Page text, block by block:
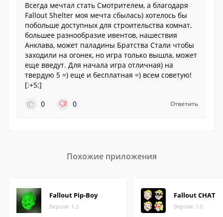
Всегда мечтал стать Смотрителем, а благодаря
Fallout Shelter моя мечта сбылась) хотелось бы
побольше доступных для строительства комнат,
большее разнообразие ивентов, нашествия
Анклава, может паладины Братства Стали чтобы
заходили на огонек, но игра только вышла, может
еще введут. Для начала игра отличная) на
твердую 5 =) еще и бесплатная =) всем советую!
[:+5:]
0
0 Ответить
Похожие приложения
Fallout Pip-Boy
Версия: 1.2
Fallout CHAT
Версия: 1.0